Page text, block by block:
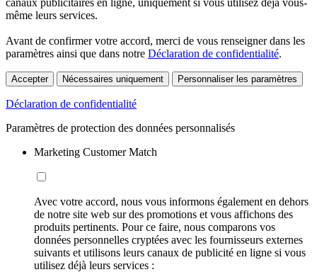
même leurs services.
Avant de confirmer votre accord, merci de vous renseigner dans les
paramètres ainsi que dans notre Déclaration de confidentialité.
Accepter Nécessaires uniquement Personnaliser les paramètres
Déclaration de confidentialité
Paramètres de protection des données personnalisés
Marketing Customer Match
Avec votre accord, nous vous informons également en dehors
de notre site web sur des promotions et vous affichons des
produits pertinents. Pour ce faire, nous comparons vos
données personnelles cryptées avec les fournisseurs externes
suivants et utilisons leurs canaux de publicité en ligne si vous
utilisez déjà leurs services :